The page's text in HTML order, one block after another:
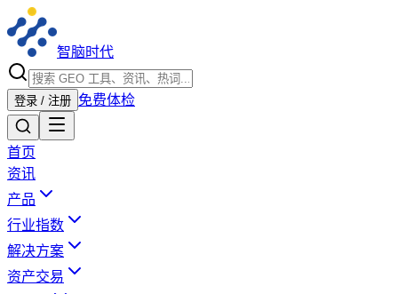
智脑时代
登录 / 注册 免费体检
首页
资讯
产品
行业指数
解决方案
资产交易